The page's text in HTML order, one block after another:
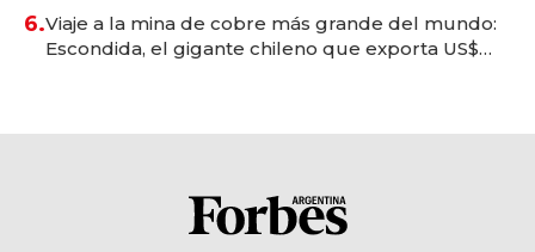
6.Viaje a la mina de cobre más grande del mundo:
Escondida, el gigante chileno que exporta US$